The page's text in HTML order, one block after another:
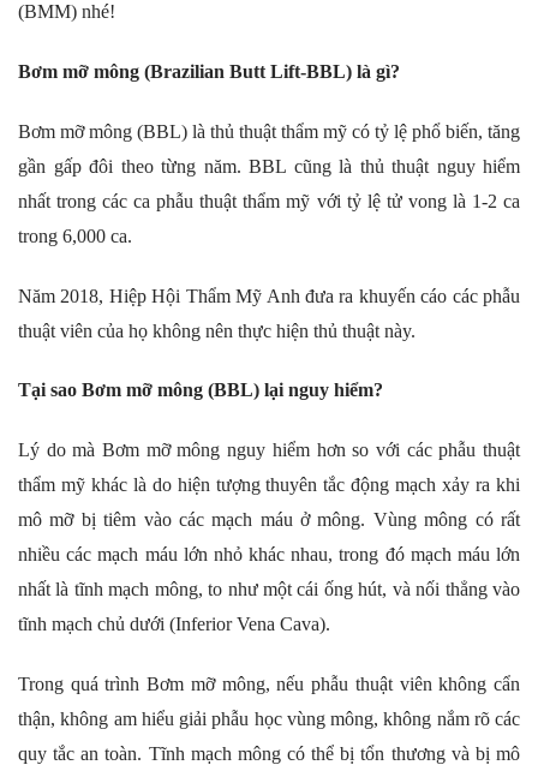
(BMM) nhé!
Bơm mỡ mông (Brazilian Butt Lift-BBL) là gì?
Bơm mỡ mông (BBL) là thủ thuật thẩm mỹ có tỷ lệ phổ biến, tăng
gần gấp đôi theo từng năm. BBL cũng là thủ thuật nguy hiểm
nhất trong các ca phẫu thuật thẩm mỹ với tỷ lệ tử vong là 1-2 ca
trong 6,000 ca.
Năm 2018, Hiệp Hội Thẩm Mỹ Anh đưa ra khuyến cáo các phẫu
thuật viên của họ không nên thực hiện thủ thuật này.
Tại sao Bơm mỡ mông (BBL) lại nguy hiểm?
Lý do mà Bơm mỡ mông nguy hiểm hơn so với các phẫu thuật
thẩm mỹ khác là do hiện tượng thuyên tắc động mạch xảy ra khi
mô mỡ bị tiêm vào các mạch máu ở mông. Vùng mông có rất
nhiều các mạch máu lớn nhỏ khác nhau, trong đó mạch máu lớn
nhất là tĩnh mạch mông, to như một cái ống hút, và nối thẳng vào
tĩnh mạch chủ dưới (Inferior Vena Cava).
Trong quá trình Bơm mỡ mông, nếu phẫu thuật viên không cẩn
thận, không am hiểu giải phẫu học vùng mông, không nắm rõ các
quy tắc an toàn. Tĩnh mạch mông có thể bị tổn thương và bị mô